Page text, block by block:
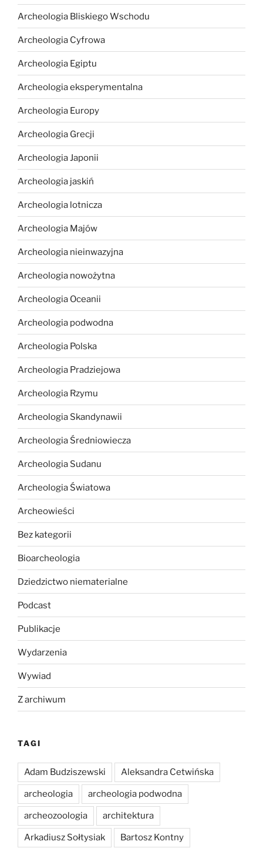
Archeologia Bliskiego Wschodu
Archeologia Cyfrowa
Archeologia Egiptu
Archeologia eksperymentalna
Archeologia Europy
Archeologia Grecji
Archeologia Japonii
Archeologia jaskiń
Archeologia lotnicza
Archeologia Majów
Archeologia nieinwazyjna
Archeologia nowożytna
Archeologia Oceanii
Archeologia podwodna
Archeologia Polska
Archeologia Pradziejowa
Archeologia Rzymu
Archeologia Skandynawii
Archeologia Średniowiecza
Archeologia Sudanu
Archeologia Światowa
Archeowieści
Bez kategorii
Bioarcheologia
Dziedzictwo niematerialne
Podcast
Publikacje
Wydarzenia
Wywiad
Z archiwum
TAGI
Adam Budziszewski Aleksandra Cetwińska
archeologia archeologia podwodna
archeozoologia architektura
Arkadiusz Sołtysiak Bartosz Kontny